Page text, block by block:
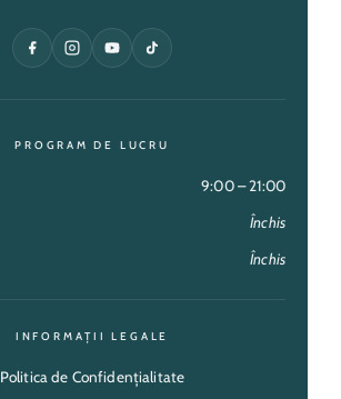
PROGRAM DE LUCRU
9:00 – 21:00
Închis
Închis
INFORMAȚII LEGALE
Politica de Confidențialitate